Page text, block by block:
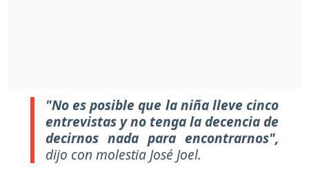
"No es posible que la niña lleve cinco
entrevistas y no tenga la decencia de
decirnos nada para encontrarnos",
dijo con molestia José Joel.